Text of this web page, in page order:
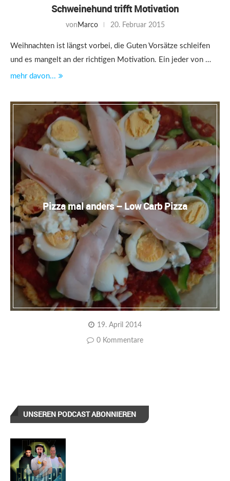
Schweinehund trifft Motivation
von Marco 20. Februar 2015
Weihnachten ist längst vorbei, die Guten Vorsätze schleifen
und es mangelt an der richtigen Motivation. Ein jeder von …
mehr davon...
Pizza mal anders – Low Carb Pizza
19. April 2014
0 Kommentare
UNSEREN PODCAST ABONNIEREN